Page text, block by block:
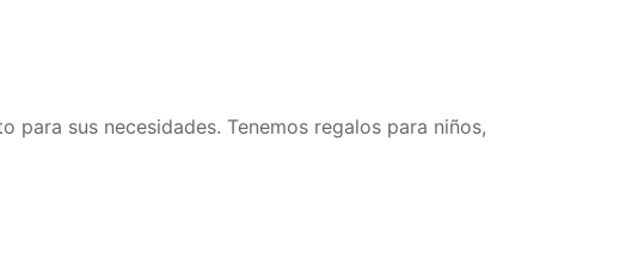
sus necesidades. Tenemos regalos para niños,